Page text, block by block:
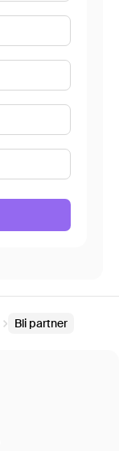
Bli partner